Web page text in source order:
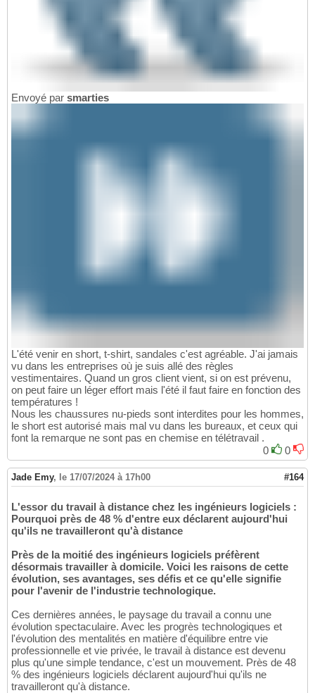
Envoyé par smarties
L'été venir en short, t-shirt, sandales c'est agréable. J'ai jamais
vu dans les entreprises où je suis allé des règles
vestimentaires. Quand un gros client vient, si on est prévenu,
on peut faire un léger effort mais l'été il faut faire en fonction des
températures !
Nous les chaussures nu-pieds sont interdites pour les hommes,
le short est autorisé mais mal vu dans les bureaux, et ceux qui
font la remarque ne sont pas en chemise en télétravail .
0
0
Jade Emy, le 17/07/2024 à 17h00 #164
L'essor du travail à distance chez les ingénieurs logiciels :
Pourquoi près de 48 % d'entre eux déclarent aujourd'hui
qu'ils ne travailleront qu'à distance
Près de la moitié des ingénieurs logiciels préfèrent
désormais travailler à domicile. Voici les raisons de cette
évolution, ses avantages, ses défis et ce qu'elle signifie
pour l'avenir de l'industrie technologique.
Ces dernières années, le paysage du travail a connu une
évolution spectaculaire. Avec les progrès technologiques et
l'évolution des mentalités en matière d'équilibre entre vie
professionnelle et vie privée, le travail à distance est devenu
plus qu'une simple tendance, c'est un mouvement. Près de 48
% des ingénieurs logiciels déclarent aujourd'hui qu'ils ne
travailleront qu'à distance.